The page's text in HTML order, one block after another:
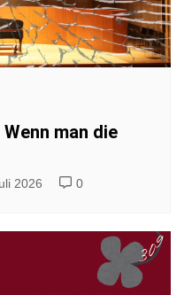
man die
2026 0